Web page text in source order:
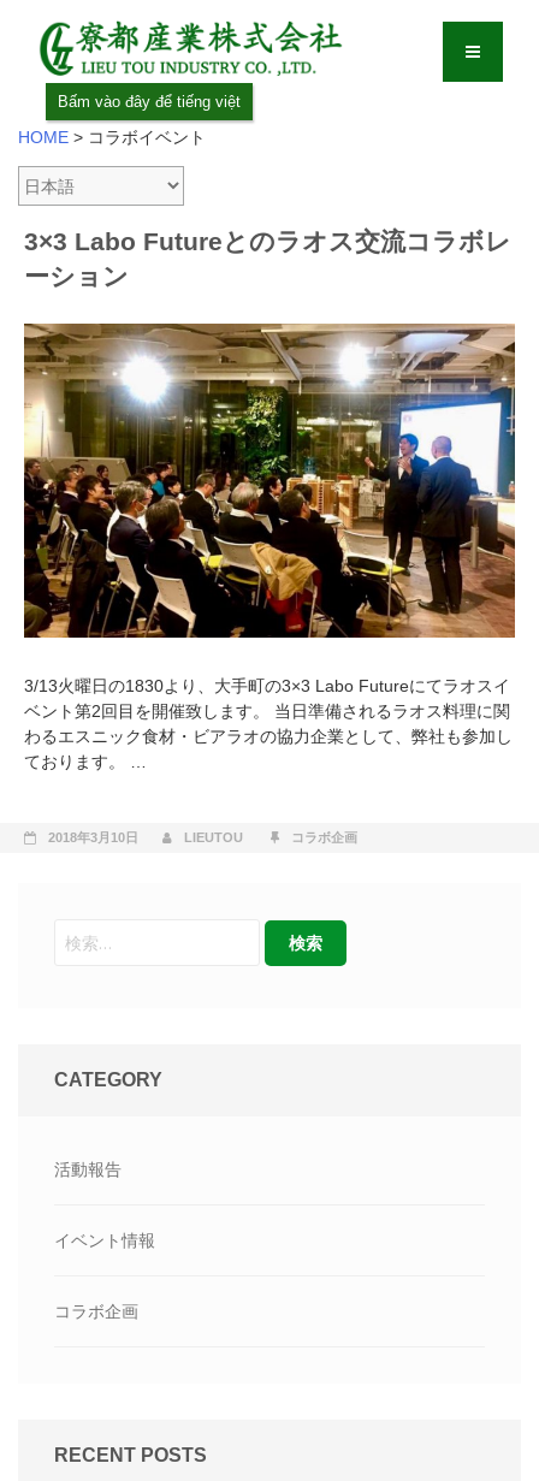
Bấm vào đây để tiếng việt
HOME > コラボイベント
3×3 Labo Futureとのラオス交流コラボレ
ーション
3/13火曜日の1830より、大手町の3×3 Labo Futureにてラオスイ
ベント第2回目を開催致します。 当日準備されるラオス料理に関
わるエスニック食材・ビアラオの協力企業として、弊社も参加し
ております。 …
2018年3月10日 LIEUTOU コラボ企画
CATEGORY
活動報告
イベント情報
コラボ企画
RECENT POSTS